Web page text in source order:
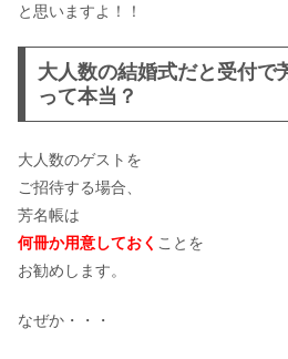
と思いますよ！！
大人数の結婚式だと受付で
って本当？
大人数のゲストを
ご招待する場合、
芳名帳は
何冊か用意しておく ことを
お勧めします。
なぜか・・・